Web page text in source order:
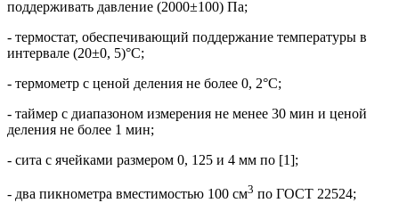
поддерживать давление (2000±100) Па;
- термостат, обеспечивающий поддержание температуры в
интервале (20±0, 5)°C;
- термометр с ценой деления не более 0, 2°С;
- таймер с диапазоном измерения не менее 30 мин и ценой
деления не более 1 мин;
- сита с ячейками размером 0, 125 и 4 мм по [1];
- два пикнометра вместимостью 100 см3 по ГОСТ 22524;